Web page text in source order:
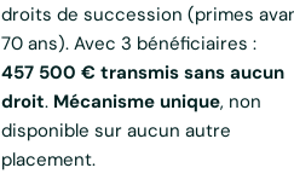
droits de succession (primes
70 ans). Avec 3 bénéficiaires :
457 500 € transmis sans aucun
droit. Mécanisme unique, non
disponible sur aucun autre
placement.